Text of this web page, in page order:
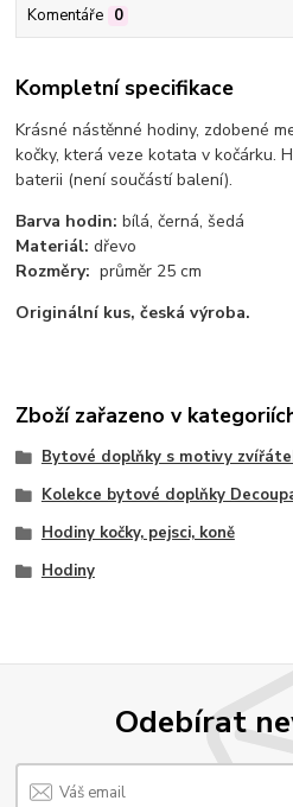
Komentáře 0
Kompletní specifikace
Krásné nástěnné hodiny, zdobené
kočky, která veze kotata v kočárku.
baterii (není součástí balení).
Barva hodin: bílá, černá, šedá
Materiál: dřevo
Rozměry:průměr 25 cm
Originální kus, česká výroba.
Zboží zařazeno v
Bytové doplňky s motivy
Kolekce bytové doplňky
Hodiny kočky, pejsci, koně
Hodiny
Odebírat